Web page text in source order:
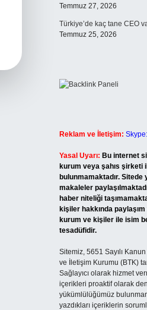
Temmuz 27, 2026
Türkiye’de kaç tane CEO
Temmuz 25, 2026
Reklam ve İletişim:
Yasal Uyarı: Bu internet
kurum veya şahıs şirketi
bulunmamaktadır. Sitede
makaleler
haber niteliği
kişiler hakkında
kurum ve kişiler ile isim
tesadüfidir.
Sitemiz, 5651 Sayılı
ve İletişim Kurumu (BTK)
Sağlayıcı olarak hizmet
içerikleri proaktif olarak
yükümlülüğümüz
yazdıkları içeriklerin